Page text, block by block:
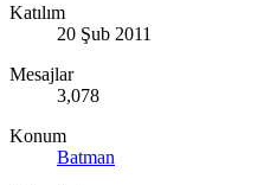
Katılım
20 Şub 2011
Mesajlar
3,078
Konum
Batman